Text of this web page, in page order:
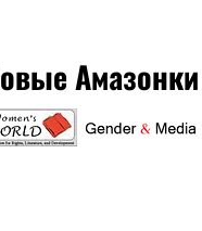
Амазонки